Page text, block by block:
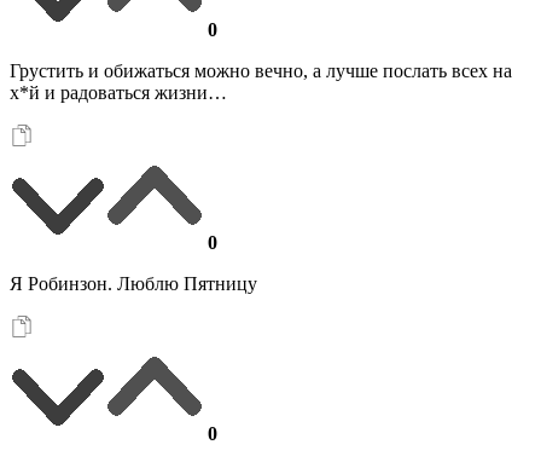
0
Грустить и обижаться можно вечно, а лучше послать всех на
х*й и радоваться жизни…
0
Я Робинзон. Люблю Пятницу
0